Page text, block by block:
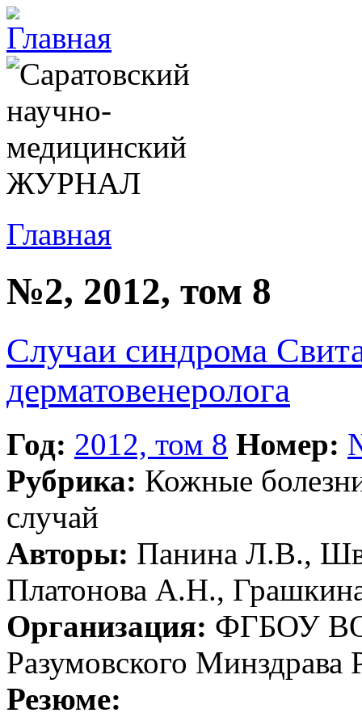
Главная
№2, 2012, том 8
Случаи синдрома
дерматовенеролога
Год: 2012, том 8 Номер:
Рубрика: Кожные
случай
Авторы: Панина Л.В.,
Платонова А.Н.,
Организация: ФГБОУ
Разумовского Минздрава
Резюме: